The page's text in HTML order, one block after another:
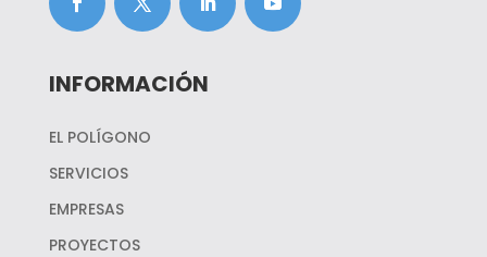
INFORMACIÓN
EL POLÍGONO
SERVICIOS
EMPRESAS
PROYECTOS